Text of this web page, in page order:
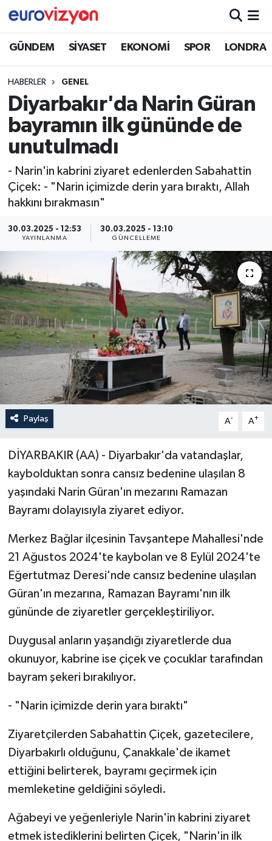
GÜNDEM SİYASET EKONOMİ SPOR LONDRA
HABERLER GENEL
Diyarbakır'da Narin Güran
bayramın ilk gününde de
unutulmadı
- Narin'in kabrini ziyaret edenlerden Sabahattin
Çiçek: - "Narin içimizde derin yara bıraktı, Allah
hakkını bırakmasın"
30.03.2025 - 12:53
YAYINLANMA
30.03.2025 - 13:10
GÜNCELLEME
Paylaş A- A+
DİYARBAKIR (AA) - Diyarbakır'da vatandaşlar,
kaybolduktan sonra cansız bedenine ulaşılan 8
yaşındaki Narin Güran'ın mezarını Ramazan
Bayramı dolayısıyla ziyaret ediyor.
Merkez Bağlar ilçesinin Tavşantepe Mahallesi'nde
21 Ağustos 2024'te kaybolan ve 8 Eylül 2024'te
Eğertutmaz Deresi'nde cansız bedenine ulaşılan
Güran'ın mezarına, Ramazan Bayramı'nın ilk
gününde de ziyaretler gerçekleştiriliyor.
Duygusal anların yaşandığı ziyaretlerde dua
okunuyor, kabrine ise çiçek ve çocuklar tarafından
bayram şekeri bırakılıyor.
- "Narin içimizde derin yara bıraktı"
Ziyaretçilerden Sabahattin Çiçek, gazetecilere,
Diyarbakırlı olduğunu, Çanakkale'de ikamet
ettiğini belirterek, bayramı geçirmek için
memleketine geldiğini söyledi.
Ağabeyi ve yeğenleriyle Narin'in kabrini ziyaret
etmek istediklerini belirten Çiçek, "Narin'in ilk